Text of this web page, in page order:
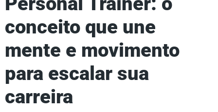
conceito que une
mente e movimento
para escalar sua
carreira